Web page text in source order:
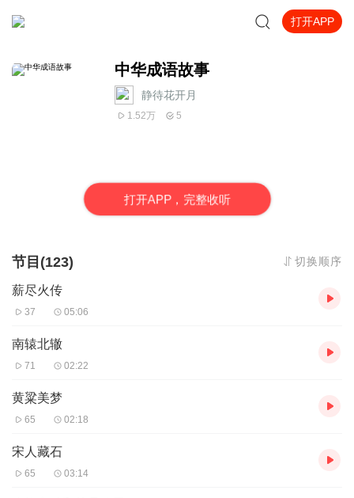
打开APP
中华成语故事
静待花开月
1.52万 5
打开APP，完整收听
节目(123) 切换顺序
薪尽火传
37 05:06
南辕北辙
71 02:22
黄粱美梦
65 02:18
宋人藏石
65 03:14